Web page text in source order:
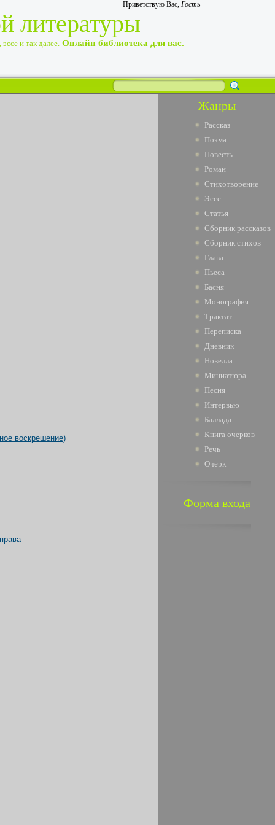
Приветствую Вас, Гость
литературы
и так далее. Онлайн библиотека для вас.
воскрешение)
Жанры
Рассказ
Поэма
Повесть
Роман
Стихотворение
Эссе
Статья
Сборник рассказов
Сборник стихов
Глава
Пьеса
Басня
Монография
Трактат
Переписка
Дневник
Новелла
Миниатюра
Песня
Интервью
Баллада
Книга очерков
Речь
Очерк
Форма входа